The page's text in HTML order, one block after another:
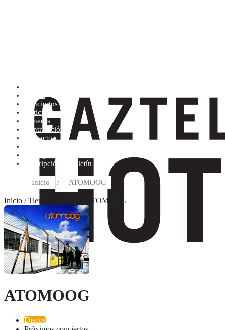
Tienda
Conciertos
Noticias
Géneros
Contratación
Contacto
Suscripción al boletín
Inicio / ATOMOOG
Inicio /Tienda / Artistas / ATOMOOG
ATOMOOG
Discos